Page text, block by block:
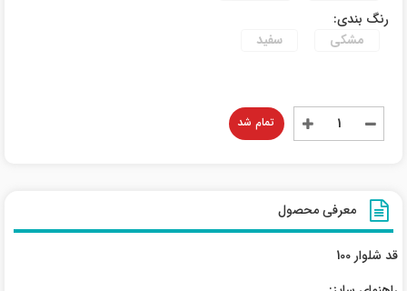
رنگ بندی:
مشکی
سفید
تمام شد
معرفی محصول
قد شلوار 100